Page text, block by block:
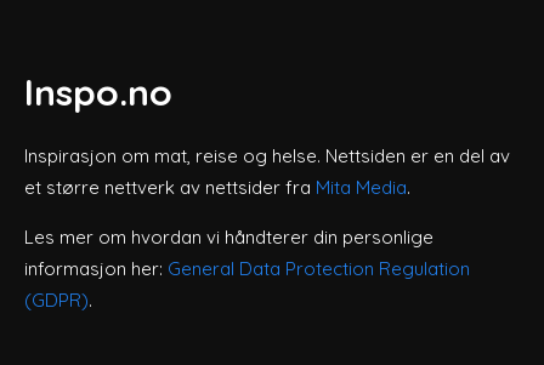
Inspo.no
Inspirasjon om mat, reise og helse. Nettsiden er en del av
et større nettverk av nettsider fra Mita Media.
Les mer om hvordan vi håndterer din personlige
informasjon her: General Data Protection Regulation
(GDPR).